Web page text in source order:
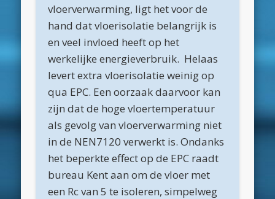
februari 2024
november 2022
oktober 2022
maart 2022
december 2021
april 2021
februari 2021
januari 2021
december 2020
vloerverwarming, ligt het voor de
hand dat vloerisolatie belangrijk is
en veel invloed heeft op het
werkelijke energieverbruik. Helaas
levert extra vloerisolatie weinig op
qua EPC. Een oorzaak daarvoor kan
zijn dat de hoge vloertemperatuur
als gevolg van vloerverwarming niet
in de NEN7120 verwerkt is. Ondanks
het beperkte effect op de EPC raadt
bureau Kent aan om de vloer met
een Rc van 5 te isoleren, simpelweg